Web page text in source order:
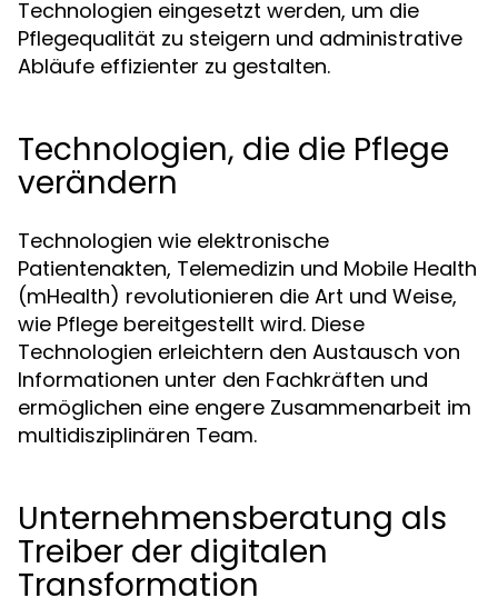
Technologien eingesetzt werden, um die
Pflegequalität zu steigern und administrative
Abläufe effizienter zu gestalten.
Technologien, die die Pflege
verändern
Technologien wie elektronische
Patientenakten, Telemedizin und Mobile Health
(mHealth) revolutionieren die Art und Weise,
wie Pflege bereitgestellt wird. Diese
Technologien erleichtern den Austausch von
Informationen unter den Fachkräften und
ermöglichen eine engere Zusammenarbeit im
multidisziplinären Team.
Unternehmensberatung als
Treiber der digitalen
Transformation